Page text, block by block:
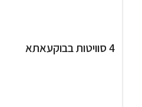
4 סוויטות בבוקעאתא